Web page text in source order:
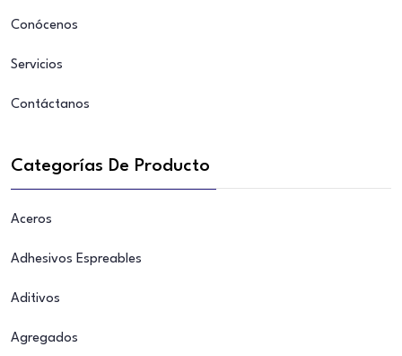
Conócenos
Servicios
Contáctanos
Categorías De Producto
Aceros
Adhesivos Espreables
Aditivos
Agregados